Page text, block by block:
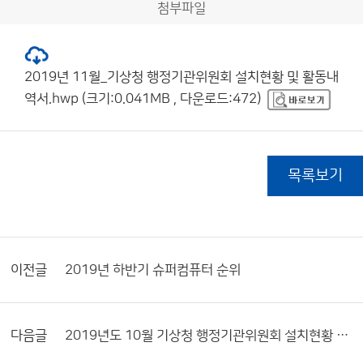
첨부파일
2019년 11월_기상청 행정기관위원회 설치현황 및 활동내
역서.hwp (크기:0.041MB , 다운로드:472)
목록보기
이전글 2019년 하반기 슈퍼컴퓨터 순위
다음글 2019년도 10월 기상청 행정기관위원회 설치현황 및 활동내역서